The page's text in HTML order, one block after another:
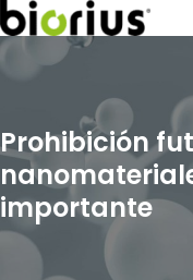
Prohibición
importante